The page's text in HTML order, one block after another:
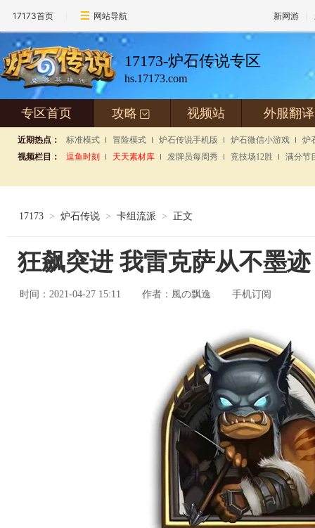
17173首页 网站导航 新网游
17173-炉石传说专区
hs.17173.com
专区首页 攻略 + 视频站 外服翻译
近期热点： 标准模式 冒险模式 炉石传说手机版 炉石微信小游戏
炉
视频栏目：
逗鱼时刻 天天素材库 发牌员每周秀 竞技场12胜 满分节
17173 > 炉石传说 > 卡组流派 > 正文
狂飙突进 我雷克萨从不墨迹
时间：2021-04-27 15:11 作者： 風の飘逸 手机订阅